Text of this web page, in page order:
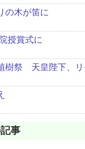
の木が笛に
授賞式に
樹祭 天皇陛下、
事